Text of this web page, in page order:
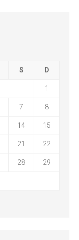
S D
1
7 8
14 15
21 22
28 29